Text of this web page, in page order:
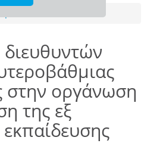
στην οργάνωση
της εξ